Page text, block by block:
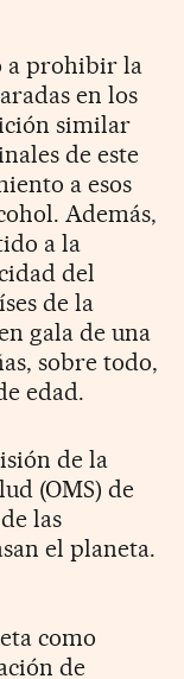
a prohibir la
en los
similar
de este
a esos
Además,
a la
del
de la
gala de una
sobre todo,
edad.
de la
(OMS) de
las
el planeta.
como
de